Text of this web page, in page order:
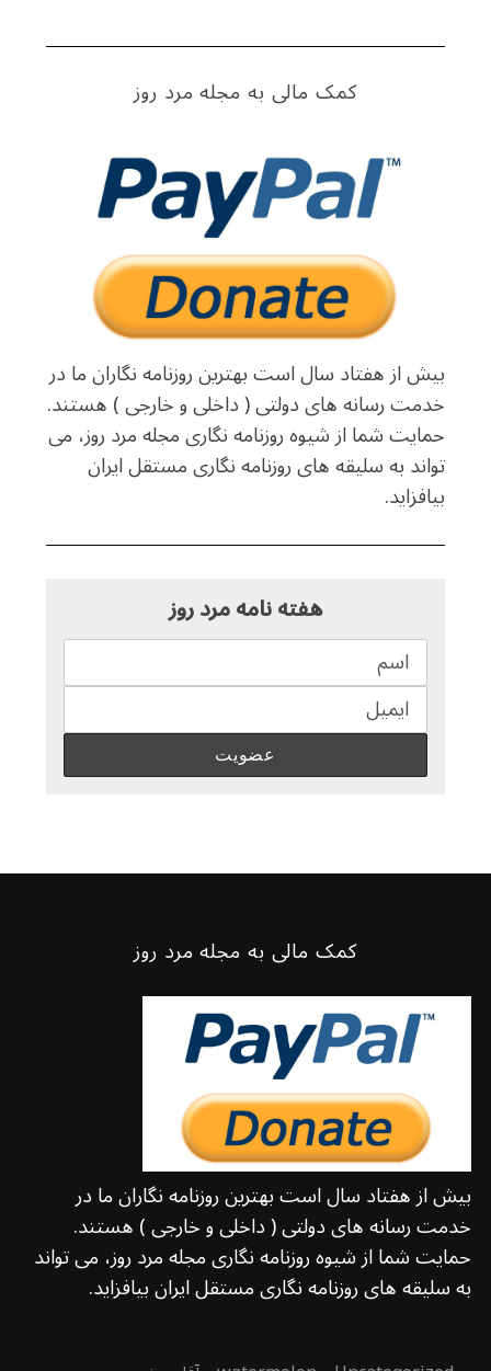
کمک مالی به مجله مرد روز
بیش از هفتاد سال است بهترین روزنامه نگاران ما در
خدمت رسانه های دولتی ( داخلی و خارجی ) هستند.
حمایت شما از شیوه روزنامه نگاری مجله مرد روز، می
تواند به سلیقه های روزنامه نگاری مستقل ایران
بیافزاید.
هفته نامه مرد روز
کمک مالی به مجله مرد روز
بیش از هفتاد سال است بهترین روزنامه نگاران ما در
خدمت رسانه های دولتی ( داخلی و خارجی ) هستند.
حمایت شما از شیوه روزنامه نگاری مجله مرد روز، می تواند
به سلیقه های روزنامه نگاری مستقل ایران بیافزاید.